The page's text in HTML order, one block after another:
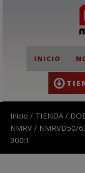
INICIO
Inicio / TIENDA /
NMRV / NMRVD50/
300:1